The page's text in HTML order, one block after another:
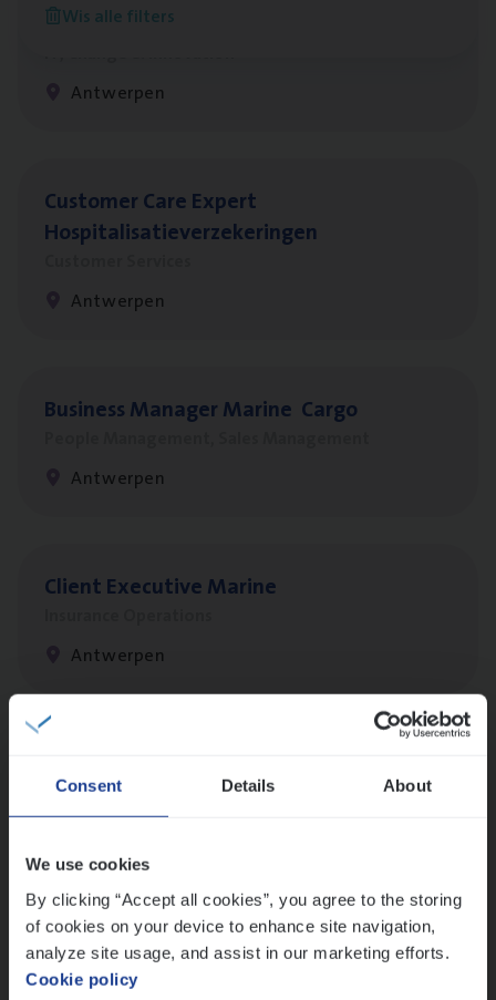
Consent Details About
We use cookies
By clicking “Accept all cookies”, you agree to the storing
of cookies on your device to enhance site navigation,
analyze site usage, and assist in our marketing efforts.
Cookie policy
Wis alle filters
Test Ana­lyst
Antwerpen
Cus­to­mer Care Expert
Hospitalisatieverzekeringen
Antwerpen
Busi­ness Mana­ger Mari­ne Cargo
Antwerpen
Client Exe­cu­ti­ve Marine
Antwerpen
Insurance Operations
Dos­sier­be­heer­der Onder­ne­min­gen Van­b­
re­da Huys­mans — Mechelen